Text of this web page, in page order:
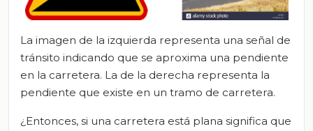
La imagen de la izquierda representa una señal de
tránsito indicando que se aproxima una pendiente
en la carretera. La de la derecha representa la
pendiente que existe en un tramo de carretera.
¿Entonces, si una carretera está plana significa que